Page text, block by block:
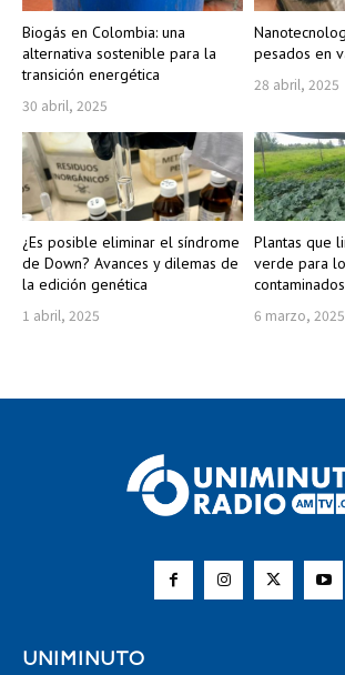
Biogás en Colombia: una
alternativa sostenible para la
transición energética
30 abril, 2025
pesados en
28 abril, 2025
¿Es posible eliminar el síndrome
de Down? Avances y dilemas de
la edición genética
1 abril, 2025
Plantas que
verde para
6 marzo, 2025
UNIMINUTO